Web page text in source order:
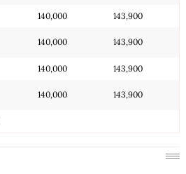
140,000 143,900
140,000 143,900
140,000 143,900
140,000 143,900